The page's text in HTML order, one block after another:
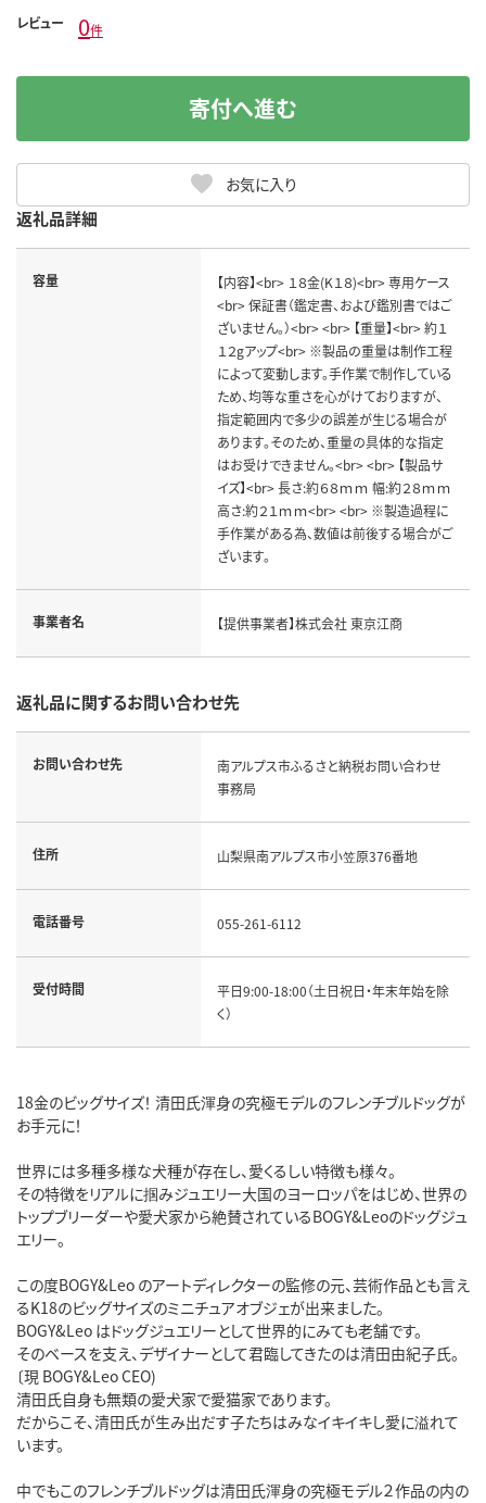
レビュー 0件
お気に入り
寄付へ進む
返礼品詳細
容量
【内容】<br> １８金(K１８)<br> 専用ケース
<br> 保証書（鑑定書、および鑑別書ではご
ざいません。）<br> <br> 【重量】<br> 約１
１２gアップ<br> ※製品の重量は制作工程
によって変動します。手作業で制作している
ため、均等な重さを心がけておりますが、
指定範囲内で多少の誤差が生じる場合が
あります。そのため、重量の具体的な指定
はお受けできません。<br> <br> 【製品サ
イズ】<br> 長さ:約６８ｍｍ 幅:約２８ｍｍ
高さ:約２１ｍｍ<br> <br> ※製造過程に
手作業がある為、数値は前後する場合がご
ざいます。
事業者名 【提供事業者】株式会社 東京江商
返礼品に関するお問い合わせ先
お問い合わせ先
南アルプス市ふるさと納税お問い合わせ
事務局
住所 山梨県南アルプス市小笠原376番地
電話番号 055-261-6112
受付時間
平日9:00-18:00（土日祝日・年末年始を除
く）
18金のビッグサイズ！ 清田氏渾身の究極モデルのフレンチブルドッグが
お手元に！
世界には多種多様な犬種が存在し、愛くるしい特徴も様々。
その特徴をリアルに掴みジュエリー大国のヨーロッパをはじめ、世界の
トップブリーダーや愛犬家から絶賛されているBOGY&Leoのドッグジュ
エリー。
この度BOGY&Leo のアートディレクターの監修の元、芸術作品とも言え
るK18のビッグサイズのミニチュアオブジェが出来ました。
BOGY&Leo はドッグジュエリーとして世界的にみても老舗です。
そのベースを支え、デザイナーとして君臨してきたのは清田由紀子氏。
〔現 BOGY&Leo CEO)
清田氏自身も無類の愛犬家で愛猫家であります。
だからこそ、清田氏が生み出だす子たちはみなイキイキし愛に溢れて
います。
中でもこのフレンチブルドッグは清田氏渾身の究極モデル２作品の内の